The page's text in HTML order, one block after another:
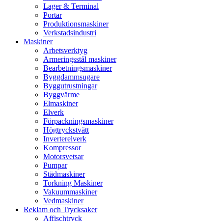
Lager & Terminal
Portar
Produktionsmaskiner
Verkstadsindustri
Maskiner
Arbetsverktyg
Armeringsstål maskiner
Bearbetningsmaskiner
Byggdammsugare
Byggutrustningar
Byggvärme
Elmaskiner
Elverk
Förpackningsmaskiner
Högtryckstvätt
Inverterelverk
Kompressor
Motorsvetsar
Pumpar
Städmaskiner
Torkning Maskiner
Vakuummaskiner
Vedmaskiner
Reklam och Trycksaker
Affischtryck